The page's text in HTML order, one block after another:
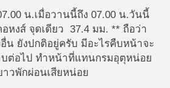
น.เมื่อวานนี้ถึง 07.00 น.วันนี้
จุดเดียว 37.4 มม. ** ถือว่า
ยังปกติอยู่ครับ มีอะไรคืบหน้าจะ
บต่อไป ทำหน้าที่แทนกรมอุตุหน่อย
วพักผ่อนเสียหน่อย